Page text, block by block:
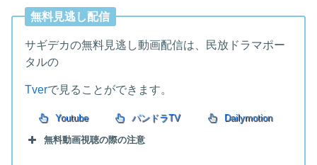
無料見逃し配信
サギデカの無料見逃し動画配信は、民放ドラマポー
タルの
Tverで見ることができます。
Youtube パンドラTV Dailymotion
無料動画視聴の際の注意